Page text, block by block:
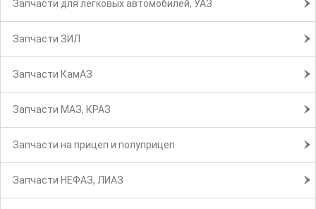
Запчасти для легковых автомобилей, УАЗ
Запчасти ЗИЛ
Запчасти КамАЗ
Запчасти МАЗ, КРАЗ
Запчасти на прицеп и полуприцеп
Запчасти НЕФАЗ, ЛИАЗ